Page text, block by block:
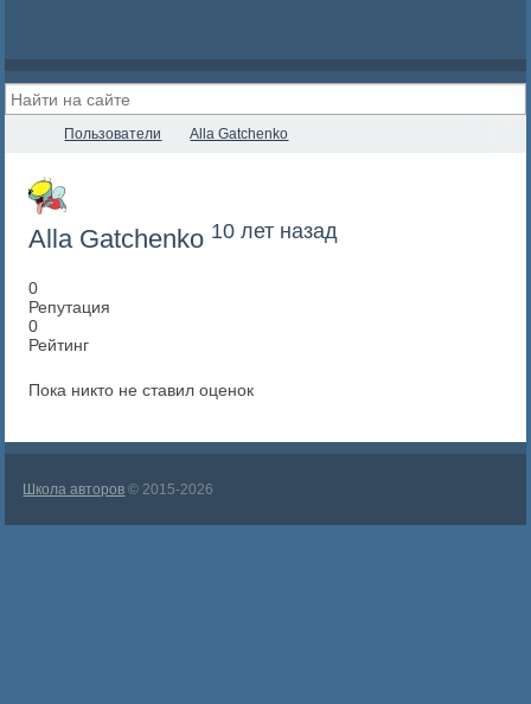
Пользователи Alla Gatchenko
Alla Gatchenko 10 лет назад
0
Репутация
0
Рейтинг
Пока никто не ставил оценок
Школа авторов © 2015-2026